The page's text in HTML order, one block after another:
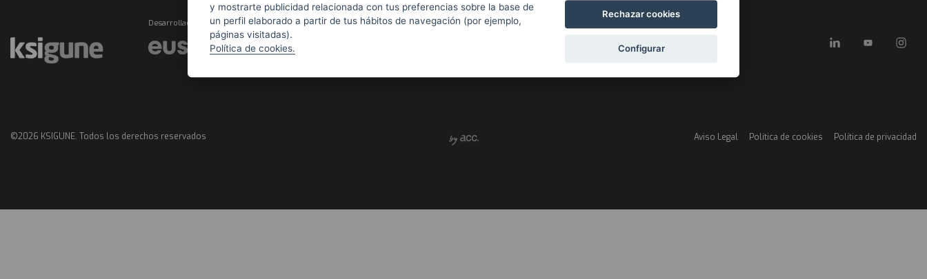
Desarrollado por Con el apoyo de
©2026 KSIGUNE. Todos los derechos reservados Aviso Legal Política de cookies Política de privacidad
y mostrarte publicidad relacionada con tus preferencias sobre la base de
un perfil elaborado a partir de tus hábitos de navegación (por ejemplo,
páginas visitadas).
Política de cookies.
Rechazar cookies
Configurar